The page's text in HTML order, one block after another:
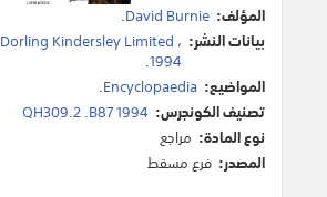
المؤلف: David Burnie
.
بيانات النشر:
Dorling Kindersley Limited ،
1994
.
المواضيع: Encyclopaedia
.
تصنيف الكونجرس: QH309.2 .B87 1994
نوع المادة: مراجع
المصدر: فرع مسقط